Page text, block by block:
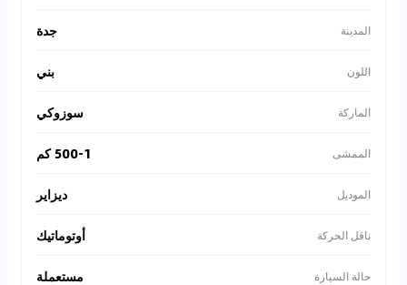
المدينة جدة
اللون بني
الماركة سوزوكي
الممشى 500-1 كم
الموديل ديزاير
ناقل الحركة أوتوماتيك
حالة السيارة مستعملة